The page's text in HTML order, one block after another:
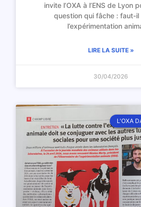
invite l’OXA à l’ENS de Lyon
question qui fâche : faut-il
l’expérimentation
LIRE LA SUITE »
30/04/2026
L'OXA